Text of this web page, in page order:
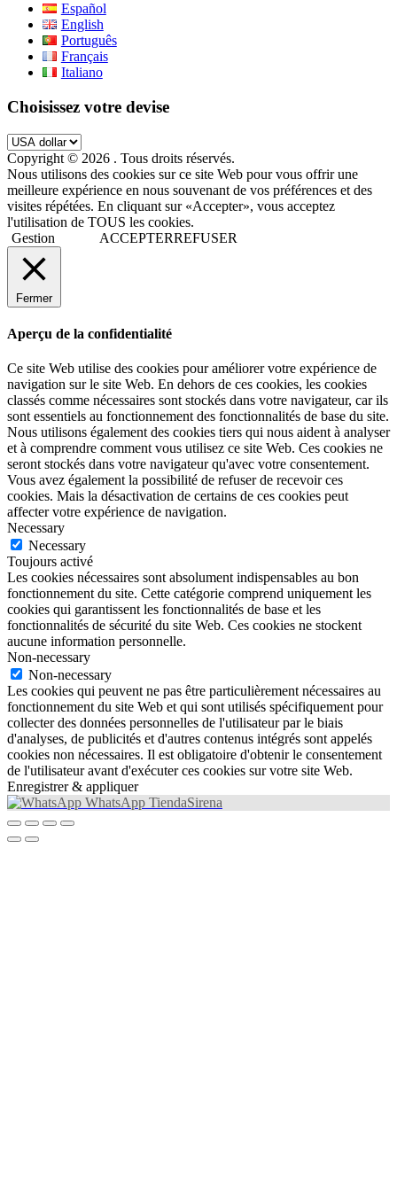
Español
English
Português
Français
Italiano
Choisissez votre devise
Copyright © 2026 . Tous droits réservés.
Nous utilisons des cookies sur ce site Web pour vous offrir une
meilleure expérience en nous souvenant de vos préférences et des
visites répétées. En cliquant sur «Accepter», vous acceptez
l'utilisation de TOUS les cookies.
Gestion
ACCEPTERREFUSER
Fermer
Aperçu de la confidentialité
Ce site Web utilise des cookies pour améliorer votre expérience de
navigation sur le site Web. En dehors de ces cookies, les cookies
classés comme nécessaires sont stockés dans votre navigateur, car ils
sont essentiels au fonctionnement des fonctionnalités de base du site.
Nous utilisons également des cookies tiers qui nous aident à analyser
et à comprendre comment vous utilisez ce site Web. Ces cookies ne
seront stockés dans votre navigateur qu'avec votre consentement.
Vous avez également la possibilité de refuser de recevoir ces
cookies. Mais la désactivation de certains de ces cookies peut
affecter votre expérience de navigation.
Necessary
Necessary
Toujours activé
Les cookies nécessaires sont absolument indispensables au bon
fonctionnement du site. Cette catégorie comprend uniquement les
cookies qui garantissent les fonctionnalités de base et les
fonctionnalités de sécurité du site Web. Ces cookies ne stockent
aucune information personnelle.
Non-necessary
Non-necessary
Les cookies qui peuvent ne pas être particulièrement nécessaires au
fonctionnement du site Web et qui sont utilisés spécifiquement pour
collecter des données personnelles de l'utilisateur par le biais
d'analyses, de publicités et d'autres contenus intégrés sont appelés
cookies non nécessaires. Il est obligatoire d'obtenir le consentement
de l'utilisateur avant d'exécuter ces cookies sur votre site Web.
Enregistrer & appliquer
WhatsApp TiendaSirena